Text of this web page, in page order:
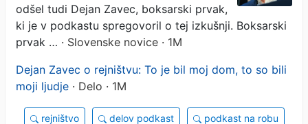
odšel tudi Dejan Zavec, boksarski prvak,
ki je v podkastu spregovoril o tej izkušnji. Boksarski
prvak … · Slovenske novice · 1M
Dejan Zavec o rejništvu: To je bil moj dom, to so bili
moji ljudje · Delo · 1M
rejništvo delov podkast podkast na robu